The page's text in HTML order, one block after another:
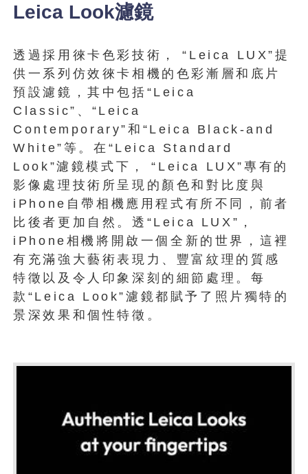
Leica Look濾鏡
透過採用徠卡色彩技術， “Leica LUX”提
供一系列仿效徠卡相機的色彩漸層和底片
預設濾鏡，其中包括“Leica
Classic”、“Leica
Contemporary”和“Leica Black-and
White”等。在“Leica Standard
Look”濾鏡模式下， “Leica LUX”專有的
影像處理技術所呈現的顏色和對比度與
iPhone自帶相機應用程式有所不同，前者
比後者更加自然。透“Leica LUX”，
iPhone相機將開啟一個全新的世界，這裡
有充滿強大藝術表現力、豐富紋理的質感
特徵以及令人印象深刻的細節處理。每
款“Leica Look”濾鏡都賦予了照片獨特的
景深效果和個性特徵。